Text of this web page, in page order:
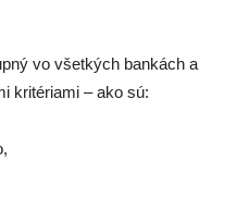
vo všetkých bankách a
kritériami – ako sú: